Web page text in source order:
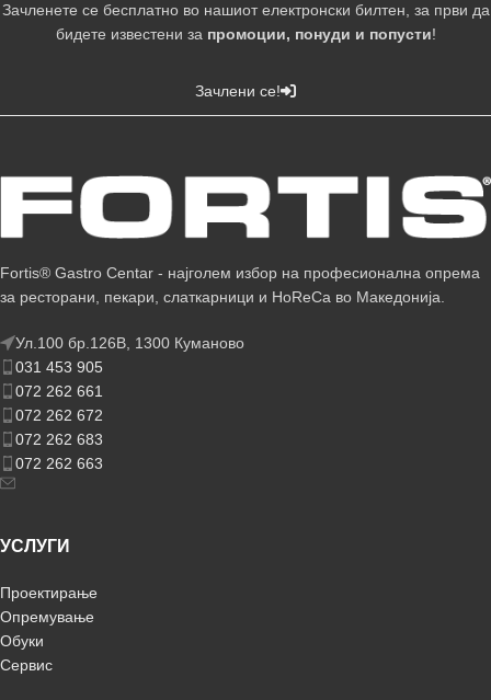
Зачленете се бесплатно во нашиот електронски билтен, за први да
бидете известени за промоции, понуди и попусти!
Зачлени се!
Fortis® Gastro Centar - најголем избор на професионална опрема
за ресторани, пекари, слаткарници и HoReCa во Македонија.
Ул.100 бр.126В, 1300 Куманово
031 453 905
072 262 661
072 262 672
072 262 683
072 262 663
УСЛУГИ
Проектирање
Опремување
Обуки
Сервис